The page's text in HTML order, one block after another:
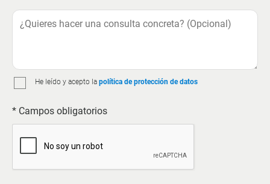
He leído y acepto la política de protección de datos
* Campos obligatorios